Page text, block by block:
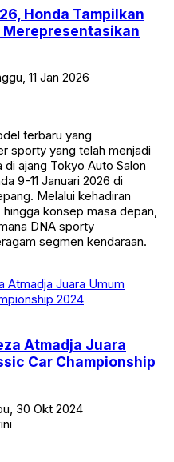
Honda Tampilkan
Merepresentasikan
11 Jan 2026
terbaru yang
sporty yang telah menjadi
ajang Tokyo Auto Salon
9-11 Januari 2026 di
Melalui kehadiran
konsep masa depan,
DNA sporty
segmen kendaraan.
Atmadja Juara
Car Championship
30 Okt 2024